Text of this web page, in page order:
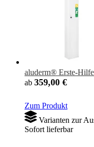
aluderm® Erste-
ab 359,00 €
Zum Produkt
Varianten zur
Sofort lieferbar